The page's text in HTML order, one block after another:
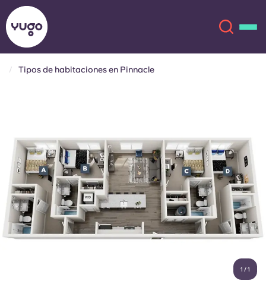
Más Chinese Español
Català Deutsch
Italian French
Tipos de habitaciones en Pinnacle
1 /1